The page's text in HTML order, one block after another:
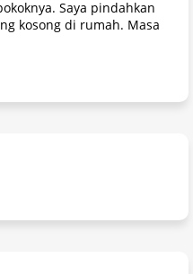
Saya pindahkan
kosong di rumah. Masa